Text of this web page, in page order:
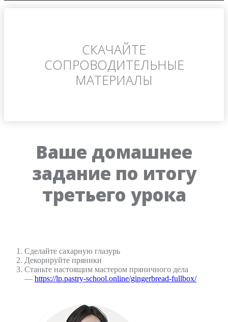
СКАЧАЙТЕ
СОПРОВОДИТЕЛЬНЫЕ
МАТЕРИАЛЫ
Ваше домашнее
задание по итогу
третьего урока
Сделайте сахарную глазурь
Декорируйте пряники
Станьте настоящим мастером пряничного дела
— https://lp.pastry-school.online/gingerbread-fullbox/